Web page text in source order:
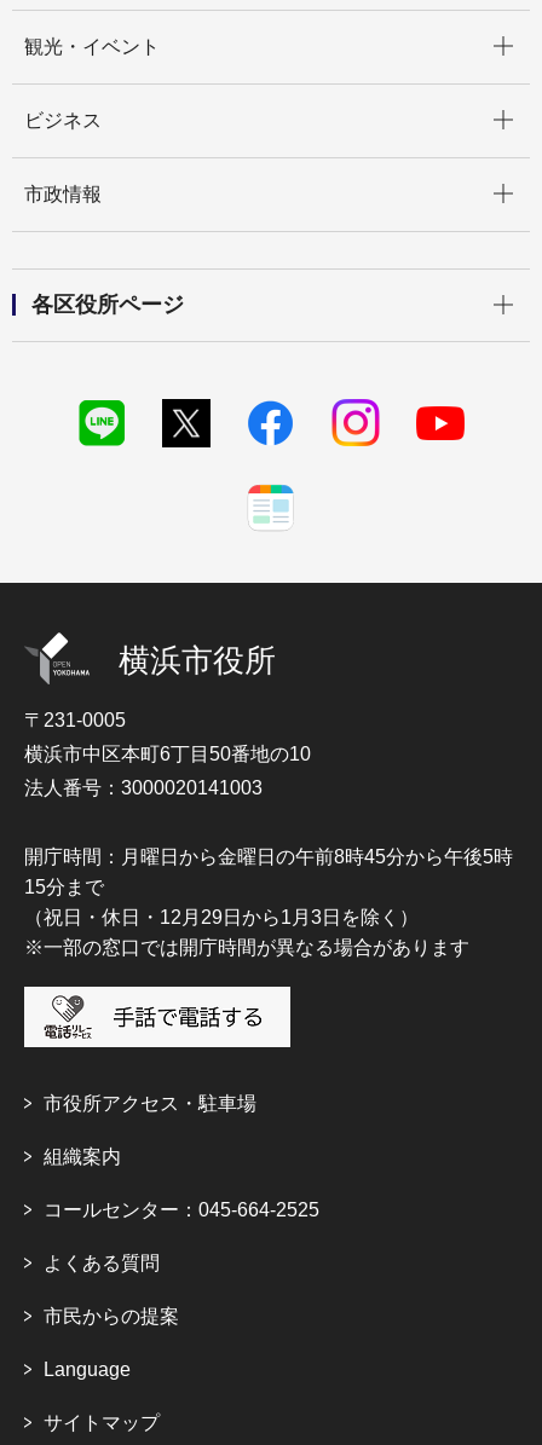
観光・イベント
ビジネス
市政情報
各区役所ページ
横浜市役所
〒231-0005
横浜市中区本町6丁目50番地の10
法人番号：3000020141003
開庁時間：月曜日から金曜日の午前8時45分から午後5時
15分まで
（祝日・休日・12月29日から1月3日を除く）
※一部の窓口では開庁時間が異なる場合があります
市役所アクセス・駐車場
組織案内
コールセンター：045-664-2525
よくある質問
市民からの提案
Language
サイトマップ